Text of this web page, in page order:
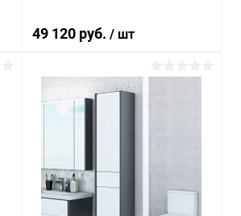
49 120 руб./ шт
В избранное